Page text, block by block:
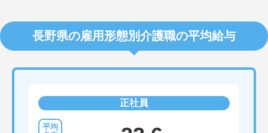
長野県の雇用形態別介護職の平均給与
正社員